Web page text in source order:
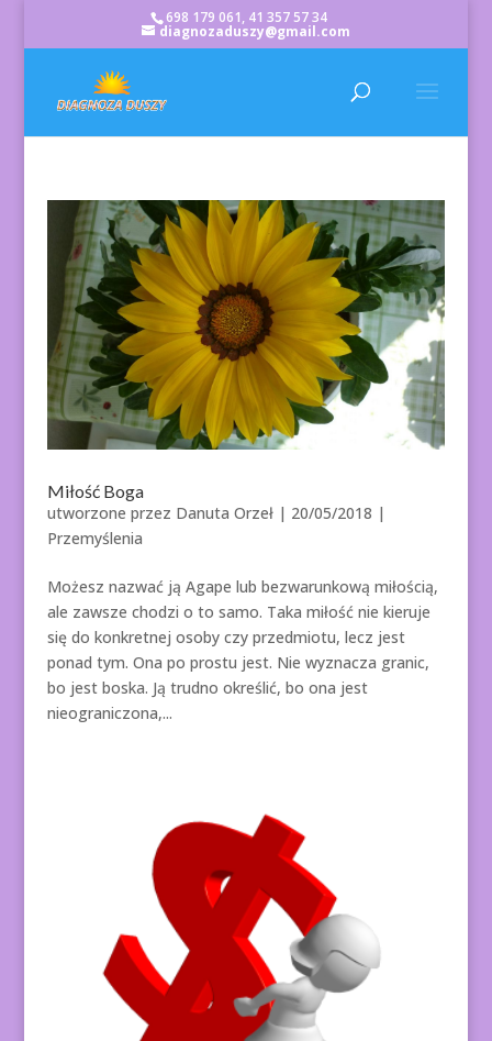
698 179 061, 41 357 57 34
diagnozaduszy@gmail.com
Miłość Boga
utworzone przez Danuta Orzeł| 20/05/2018 |
Przemyślenia
Możesz nazwać ją Agape lub bezwarunkową miłością,
ale zawsze chodzi o to samo. Taka miłość nie kieruje
się do konkretnej osoby czy przedmiotu, lecz jest
ponad tym. Ona po prostu jest. Nie wyznacza granic,
bo jest boska. Ją trudno określić, bo ona jest
nieograniczona,...